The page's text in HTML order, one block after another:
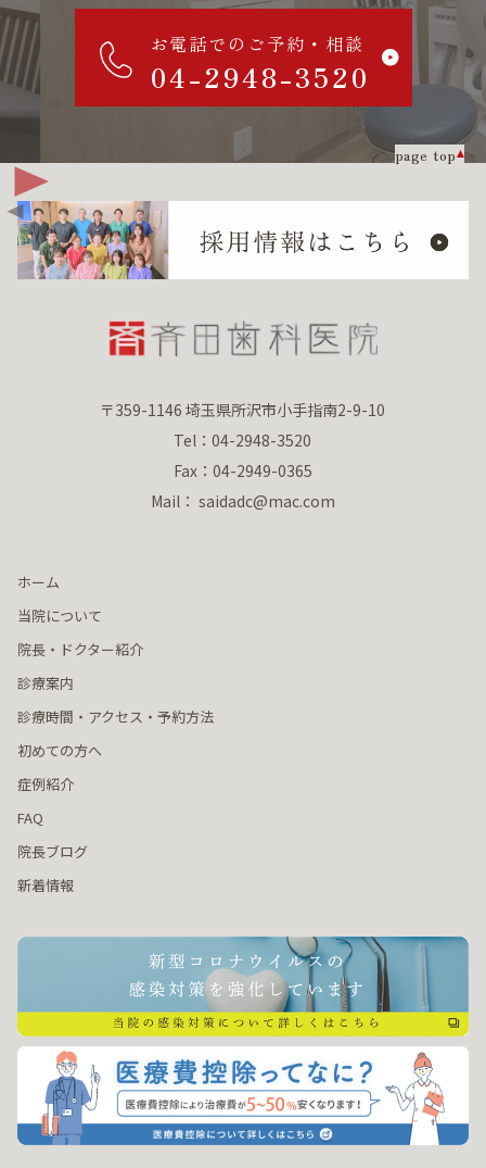
お電話でのご予約・相談
04-2948-3520
page top
〒359-1146 埼玉県所沢市小手指南2-9-10
Tel：04-2948-3520
Fax：04-2949-0365
Mail： saidadc@mac.com
ホーム
当院について
院長・ドクター紹介
診療案内
診療時間・アクセス・予約方法
初めての方へ
症例紹介
FAQ
院長ブログ
新着情報